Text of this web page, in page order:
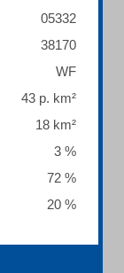
05332
38170
WF
43 p. km²
18 km²
3 %
72 %
20 %